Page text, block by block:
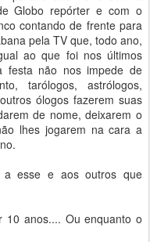
Globo repórter e com o
contando de frente para
pela TV que, todo ano,
ao que foi nos últimos
festa não nos impede de
tarólogos, astrólogos,
ólogos fazerem suas
de nome, deixarem o
lhes jogarem na cara a
esse e aos outros que
10 anos.... Ou enquanto o